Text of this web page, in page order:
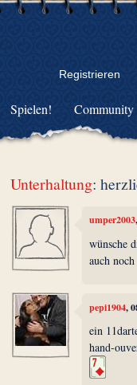
Registrieren
Community
Spielen!
Unterhaltung:
umper2003
wünsche
auch noch
pepi1904,
ein
hand-